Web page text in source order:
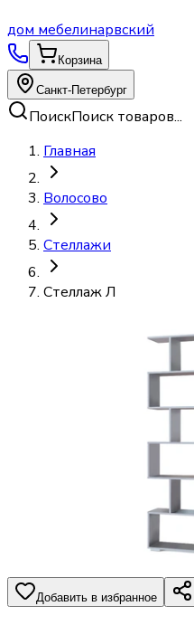
дом мебелинарвский
Корзина
Санкт-Петербург
ПоискПоиск товаров...
Главная
Волосово
Стеллажи
Стеллаж Л
Добавить в избранное